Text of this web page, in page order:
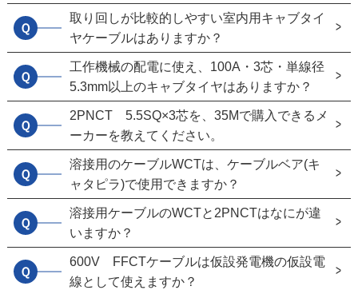
Ｑ
取り回しが比較的しやすい室内用キャブタイ
ヤケーブルはありますか？
Ｑ
工作機械の配電に使え、100A・3芯・単線径
5.3mm以上のキャブタイヤはありますか？
Ｑ
2PNCT 5.5SQ×3芯を、35Mで購入できるメ
ーカーを教えてください。
Ｑ
溶接用のケーブルWCTは、ケーブルベア(キ
ャタピラ)で使用できますか？
Ｑ
溶接用ケーブルのWCTと2PNCTはなにが違
いますか？
Ｑ
600V FFCTケーブルは仮設発電機の仮設電
線として使えますか？